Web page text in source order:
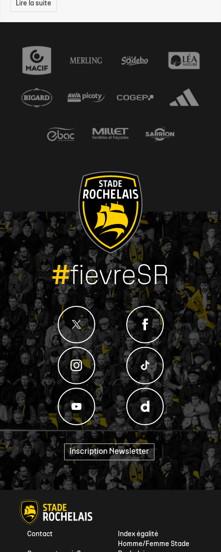
Lire la suite
#fievreSR
Inscription Newsletter "
Index égalité
Homme/Femme Stade
Contact